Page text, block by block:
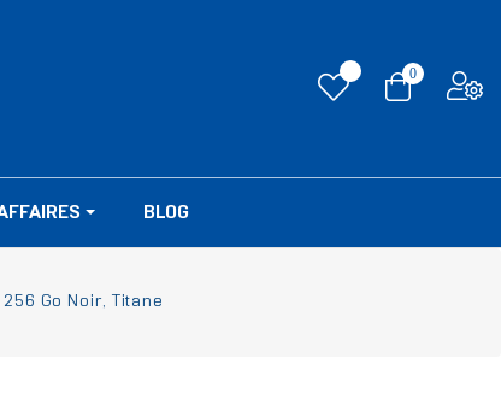
0
BLOG
Go Noir, Titane